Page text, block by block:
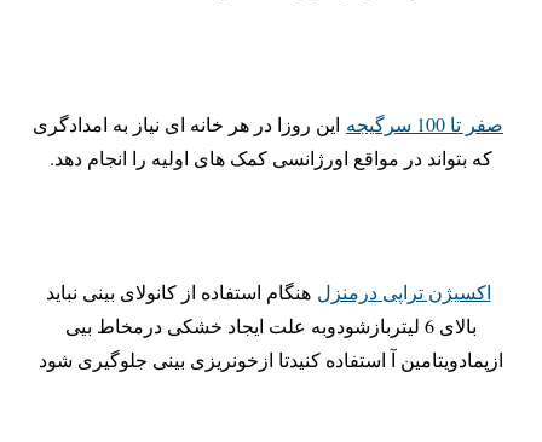
صفر تا 100 سرگیجه
این روزا در هر خانه ای نیاز به امدادگری
که بتواند در مواقع اورژانسی کمک های اولیه را انجام دهد.
اکسیژن تراپی درمنزل هنگام استفاده از کانولای بینی نباید
بالای 6 لیتربازشودوبه علت ایجاد خشکی درمخاط بیی
ازپمادویتامین آ استفاده کنیدتا ازخونریزی بینی جلوگیری شود